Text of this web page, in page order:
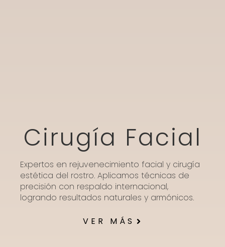
Cirugía Facial
Expertos en rejuvenecimiento facial y cirugía
estética del rostro. Aplicamos técnicas de
precisión con respaldo internacional,
logrando resultados naturales y armónicos.
VER MÁS